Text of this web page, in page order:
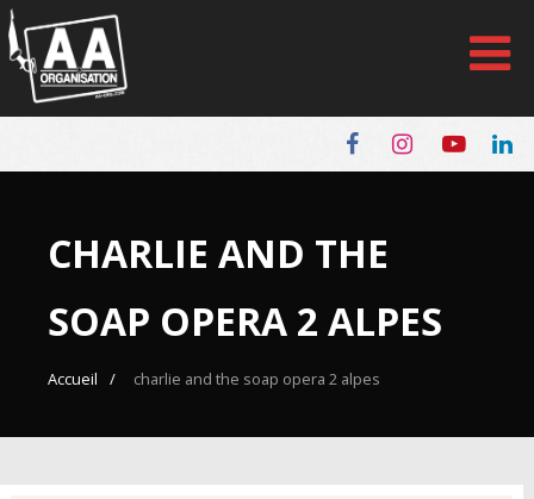
Panneau de gestion des cookies
CHARLIE AND THE
SOAP OPERA 2 ALPES
Accueil charlie and the soap opera 2 alpes